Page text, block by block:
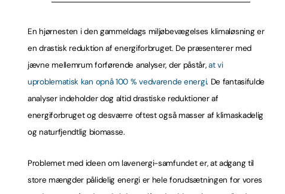
En hjørnesten i den gammeldags miljøbevægelses klimaløsning er
en drastisk reduktion af energiforbruget. De præsenterer med
jævne mellemrum forførende analyser, der påstår,at vi
uproblematisk kan opnå 100 % vedvarende energi. De fantasifulde
analyser indeholder dog altid drastiske reduktioner af
energiforbruget og desværre oftest også masser af klimaskadelig
og naturfjendtlig biomasse.
Problemet med ideen om lavenergi-samfundet er, at adgang til
store mængder pålidelig energi er hele forudsætningen for vores